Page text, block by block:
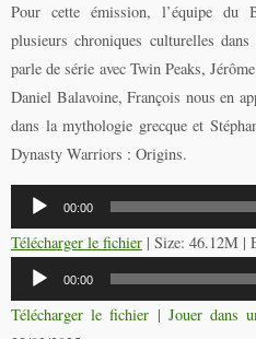
Pour cette émission, l’équipe du
plusieurs chroniques culturelles
parle de série avec Twin Peaks,
Daniel Balavoine, François nous en
dans la mythologie grecque et
Dynasty Warriors : Origins.
Lecteur
audio
00:00
Télécharger le fichier | Size: 46.12M |
Lecteur
audio
00:00
Télécharger le fichier | Jouer dans